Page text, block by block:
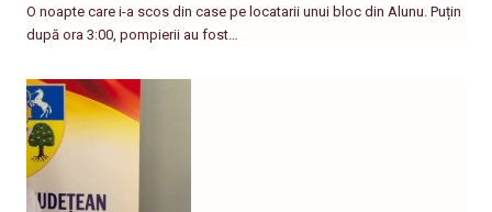
O noapte care i-a scos din case pe locatarii unui bloc din Alunu. Puțin
după ora 3:00, pompierii au fost…